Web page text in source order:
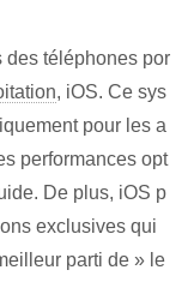
des téléphones por
, iOS. Ce sys
pour les a
performances opt
De plus, iOS p
exclusives qui
parti de » le